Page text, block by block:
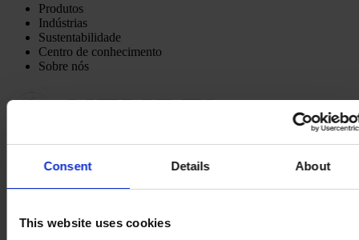
Consent Details About
This website uses cookies
Produtos
Indústrias
Sustentabilidade
Centro de conhecimento
Sobre nós
ESCRITÓRIO
Hempel (Portugal) S.A.
CONTACTE-NOS